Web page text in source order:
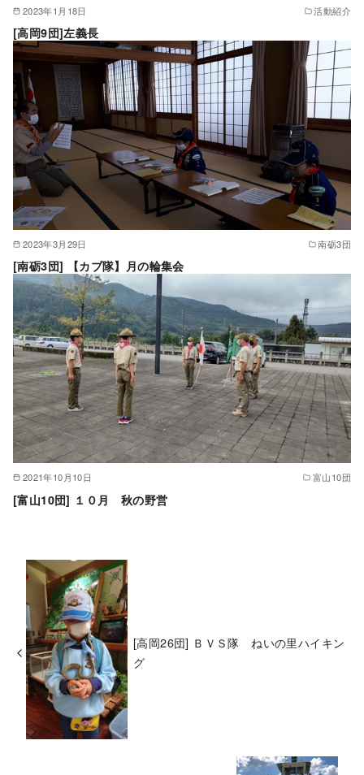
2023年1月18日 活動紹介
[高岡9団]左義長
2023年3月29日 南砺3団
[南砺3団] 【カブ隊】月の輪集会
2021年10月10日 富山10団
[富山10団] １０月 秋の野営
[高岡26団] ＢＶＳ隊 ねいの里ハイキン
グ